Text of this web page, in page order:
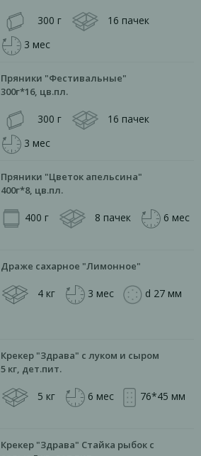
300 г
16 пачек
3 мес
Пряники "Фестивальные"
300г*16, цв.пл.
300 г
16 пачек
3 мес
Пряники "Цветок апельсина"
400г*8, цв.пл.
400 г 8 пачек 6 мес
Драже сахарное "Лимонное"
4 кг 3 мес d 27 мм
Крекер "Здрава" с луком и сыром
5 кг, дет.пит.
5 кг 6 мес 76*45 мм
Крекер "Здрава" Стайка рыбок с